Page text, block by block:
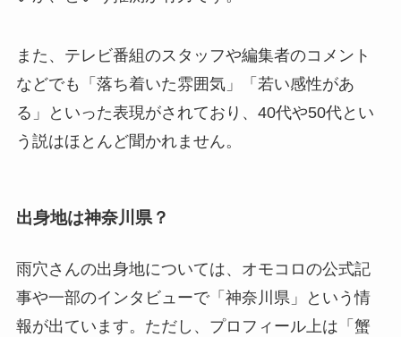
また、テレビ番組のスタッフや編集者のコメント
などでも「落ち着いた雰囲気」「若い感性があ
る」といった表現がされており、40代や50代とい
う説はほとんど聞かれません。
出身地は神奈川県？
雨穴さんの出身地については、オモコロの公式記
事や一部のインタビューで「神奈川県」という情
報が出ています。ただし、プロフィール上は「蟹